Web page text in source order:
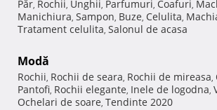
Păr, Rochii, Unghii, Parfumuri, Coafuri,
Manichiura, Sampon, Buze, Celulita,
Tratament celulita, Salonul de acasa
Modă
Rochii, Rochii de seara, Rochii de mireasa,
Pantofi, Rochii elegante, Inele de logodna,
Ochelari de soare, Tendinte 2020